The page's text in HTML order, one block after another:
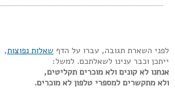
לפני השארת תגובה, עברו על הדף שאלות נפוצות,
ייתכן וכבר ענינו לשאלתכם. למשל:
אנחנו לא קונים ולא מוכרים תקליטים,
ולא מתקשרים למספרי טלפון לא מוכרים.